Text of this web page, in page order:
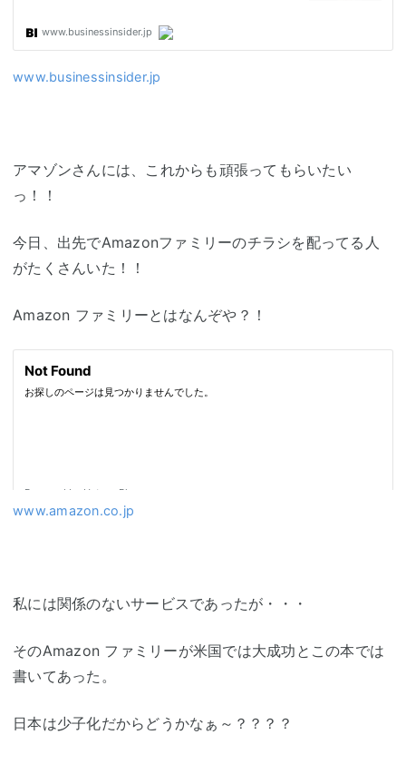
www.businessinsider.jp
アマゾンさんには、これからも頑張ってもらいたい
っ！！
今日、出先でAmazonファミリーのチラシを配ってる人
がたくさんいた！！
Amazon ファミリーとはなんぞや？！
www.amazon.co.jp
私には関係のないサービスであったが・・・
そのAmazon ファミリーが米国では大成功とこの本では
書いてあった。
日本は少子化だからどうかなぁ～？？？？